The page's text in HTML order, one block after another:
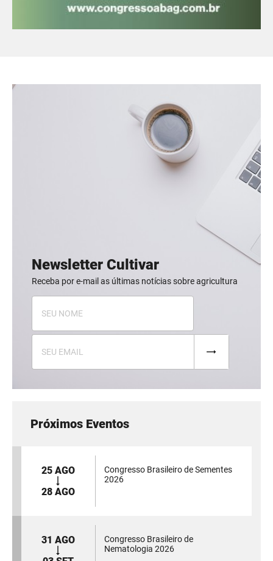
Newsletter Cultivar
Receba por e-mail as últimas notícias sobre agricultura
Próximos Eventos
25 AGO
28 AGO
Congresso Brasileiro de Sementes
2026
31 AGO
Congresso Brasileiro de
Nematologia 2026